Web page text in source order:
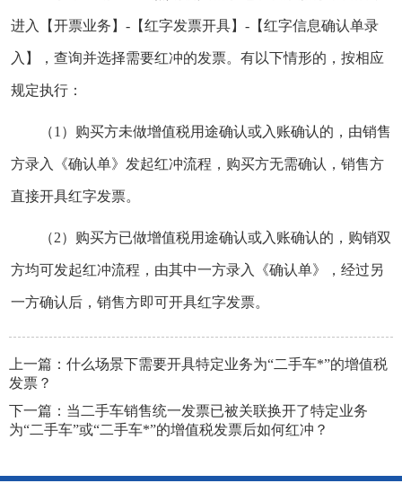
进入【开票业务】-【红字发票开具】-【红字信息确认单录
入】，查询并选择需要红冲的发票。有以下情形的，按相应
规定执行：
（1）购买方未做增值税用途确认或入账确认的，由销售
方录入《确认单》发起红冲流程，购买方无需确认，销售方
直接开具红字发票。
（2）购买方已做增值税用途确认或入账确认的，购销双
方均可发起红冲流程，由其中一方录入《确认单》，经过另
一方确认后，销售方即可开具红字发票。
上一篇： 什么场景下需要开具特定业务为“二手车*”的增值税
发票？
下一篇： 当二手车销售统一发票已被关联换开了特定业务
为“二手车”或“二手车*”的增值税发票后如何红冲？